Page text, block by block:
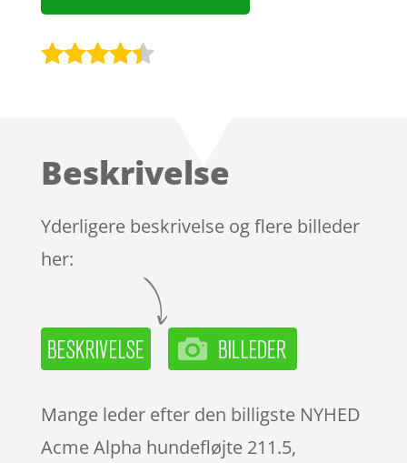
på
mmelser
Beskrivelse
Yderligere beskrivelse og flere billeder
her:
Mange leder efter den billigste NYHED
Acme Alpha hundefløjte 211.5,